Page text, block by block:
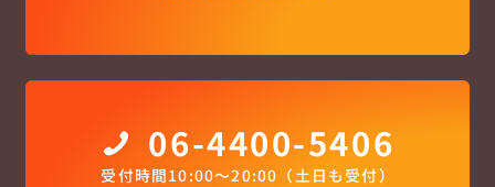
06-4400-5406
受付時間10:00〜20:00（土日も受付）